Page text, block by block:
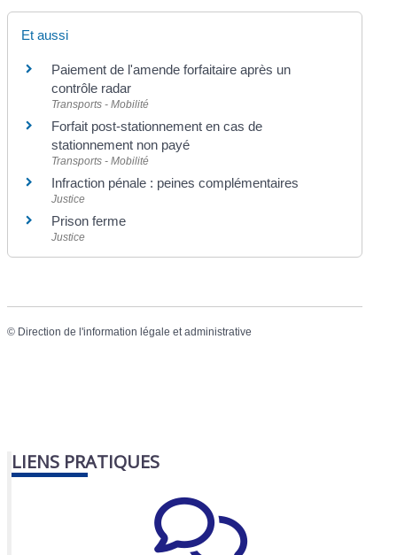
Et aussi
Paiement de l'amende forfaitaire après un
contrôle radar
Transports - Mobilité
Forfait post-stationnement en cas de
stationnement non payé
Transports - Mobilité
Infraction pénale : peines complémentaires
Justice
Prison ferme
Justice
© Direction de l'information légale et administrative
LIENS PRATIQUES